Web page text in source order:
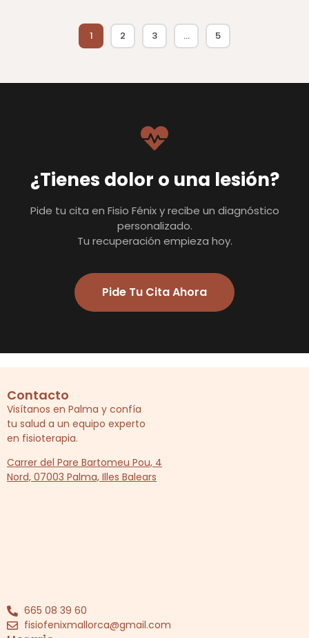
1 2 3 … 5
¿Tienes dolor o una lesión?
Pide tu cita en Fisio Fénix y recibe un diagnóstico
personalizado.
Tu recuperación empieza hoy.
Pide Tu Cita Ahora
Contacto
Visítanos en Palma y confía
tu salud a un equipo experto
en fisioterapia.
Carrer del Pare Bartomeu Pou, 4
Nord, 07003 Palma, Illes Balears
665 08 39 60
fisiofenixmallorca@gmail.com